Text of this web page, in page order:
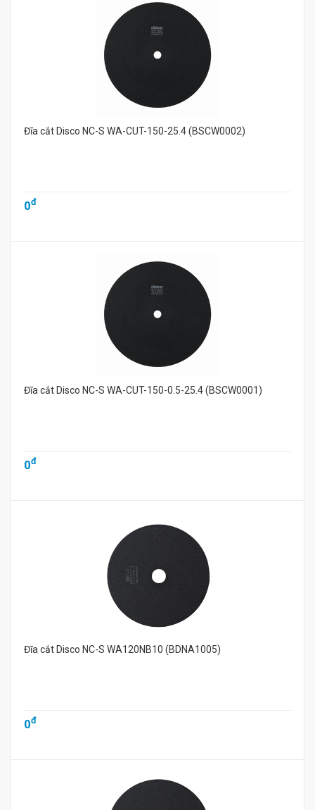
Đĩa cắt Disco NC-S WA-CUT-150-25.4 (BSCW0002)
0đ
Đĩa cắt Disco NC-S WA-CUT-150-0.5-25.4 (BSCW0001)
0đ
Đĩa cắt Disco NC-S WA120NB10 (BDNA1005)
0đ